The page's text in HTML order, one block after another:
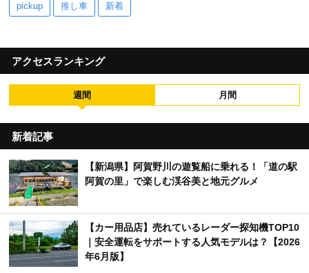
pickup 推し車 新着
アクセスランキング
週間 月間
新着記事
【新潟県】阿賀野川の遊覧船に乗れる！「道の駅
阿賀の里」で楽しむ渓谷美と地元グルメ
【カー用品店】売れているレーダー探知機TOP10
｜安全運転をサポートする人気モデルは？【2026
年6月版】